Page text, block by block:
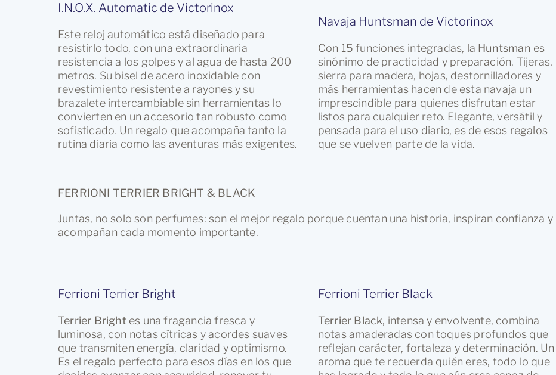
I.N.O.X. Automatic de Victorinox
Este reloj automático está diseñado para
resistirlo todo, con una extraordinaria
resistencia a los golpes y al agua de hasta 200
metros. Su bisel de acero inoxidable con
revestimiento resistente a rayones y su
brazalete intercambiable sin herramientas lo
convierten en un accesorio tan robusto como
sofisticado. Un regalo que acompaña tanto la
rutina diaria como las aventuras más exigentes.
Navaja Huntsman de Victorinox
Con 15 funciones integradas, la Huntsman es
sinónimo de practicidad y preparación. Tijeras,
sierra para madera, hojas, destornilladores y
más herramientas hacen de esta navaja un
imprescindible para quienes disfrutan estar
listos para cualquier reto. Elegante, versátil y
pensada para el uso diario, es de esos regalos
que se vuelven parte de la vida.
FERRIONI TERRIER BRIGHT & BLACK
Juntas, no solo son perfumes: son el mejor regalo porque cuentan una historia, inspiran confianza y
acompañan cada momento importante.
Ferrioni Terrier Bright
Terrier Brightes una fragancia fresca y
luminosa, con notas cítricas y acordes suaves
que transmiten energía, claridad y optimismo.
Es el regalo perfecto para esos días en los que
Ferrioni Terrier Black
Terrier Black, intensa y envolvente, combina
notas amaderadas con toques profundos que
reflejan carácter, fortaleza y determinación. Un
aroma que te recuerda quién eres, todo lo que